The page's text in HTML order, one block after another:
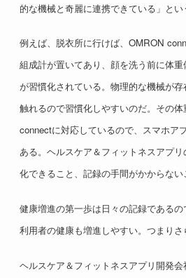
的な機械と奇麗に連携できている」とい
例えば、脱衣所に行けば、OMRON
組成計が置いてあり、顔を洗う前に体
が習慣化されている。物理的な機械が
触れるので習慣化しやすいのだ。その
connectに対応しているので、スマホア
ある。ヘルスケア＆フィットネスアプ
化できること、記録の手間がかからない
健康増進の第一歩は日々の記録であるの
利用者の健康も増進しやすい。つまりさ
ヘルスケア＆フィットネスアプリ開発